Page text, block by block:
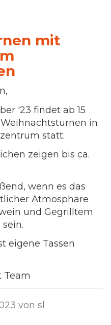
mit
'23 findet ab 15
in
statt.
zeigen bis ca.
wenn es das
Atmosphäre
und Gegrilltem
eigene Tassen
Team
von sl